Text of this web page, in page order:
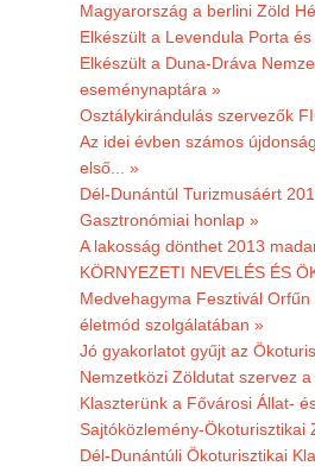
Magyarország a berlini Zöld
Elkészült a Levendula Porta
Elkészült a Duna-Dráva
eseménynaptára »
Osztálykirándulás szervezők
Az idei évben számos
első... »
Dél-Dunántúl Turizmusáért
Gasztronómiai honlap »
A lakosság dönthet 2013
KÖRNYEZETI NEVELÉS ÉS
Medvehagyma Fesztivál
életmód szolgálatában »
Jó gyakorlatot gyűjt az
Nemzetközi Zöldutat szervez
Klaszterünk a Fővárosi Állat-
Sajtóközlemény-Ökoturisztikai
Dél-Dunántúli Ökoturisztikai